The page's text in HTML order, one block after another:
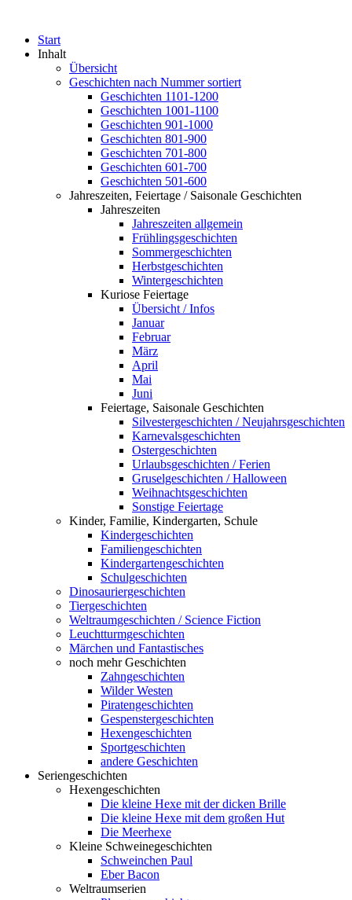
Start
Inhalt
Übersicht
Geschichten nach Nummer sortiert
Geschichten 1101-1200
Geschichten 1001-1100
Geschichten 901-1000
Geschichten 801-900
Geschichten 701-800
Geschichten 601-700
Geschichten 501-600
Jahreszeiten, Feiertage / Saisonale Geschichten
Jahreszeiten
Jahreszeiten allgemein
Frühlingsgeschichten
Sommergeschichten
Herbstgeschichten
Wintergeschichten
Kuriose Feiertage
Übersicht / Infos
Januar
Februar
März
April
Mai
Juni
Feiertage, Saisonale Geschichten
Silvestergeschichten / Neujahrsgeschichten
Karnevalsgeschichten
Ostergeschichten
Urlaubsgeschichten / Ferien
Gruselgeschichten / Halloween
Weihnachtsgeschichten
Sonstige Feiertage
Kinder, Familie, Kindergarten, Schule
Kindergeschichten
Familiengeschichten
Kindergartengeschichten
Schulgeschichten
Dinosauriergeschichten
Tiergeschichten
Weltraumgeschichten / Science Fiction
Leuchtturmgeschichten
Märchen und Fantastisches
noch mehr Geschichten
Zahngeschichten
Wilder Westen
Piratengeschichten
Gespenstergeschichten
Hexengeschichten
Sportgeschichten
andere Geschichten
Seriengeschichten
Hexengeschichten
Die kleine Hexe mit der dicken Brille
Die kleine Hexe mit dem großen Hut
Die Meerhexe
Kleine Schweinegeschichten
Schweinchen Paul
Eber Bacon
Weltraumserien